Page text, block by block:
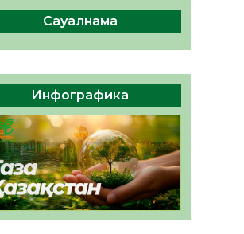
Рүстемұлы облыс
кеңесшісі болып
37 0
Сауалнама
Инфографика